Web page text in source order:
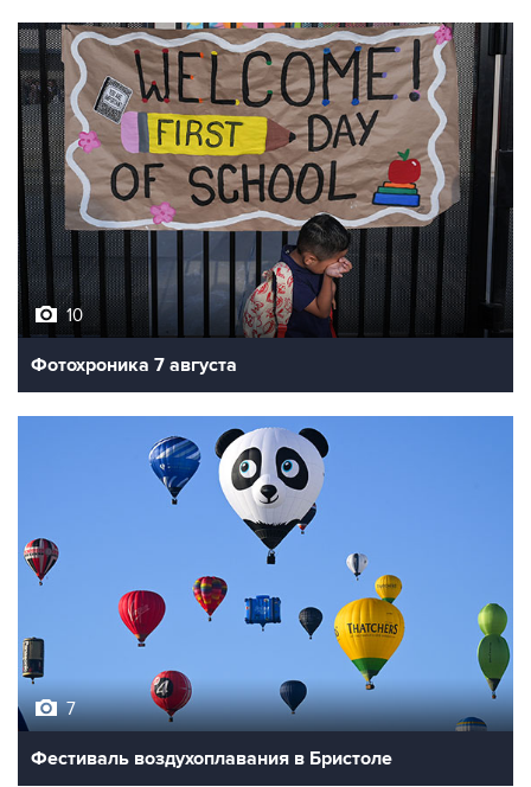
10
Фотохроника 7 августа
7
Фестиваль воздухоплавания в Бристоле